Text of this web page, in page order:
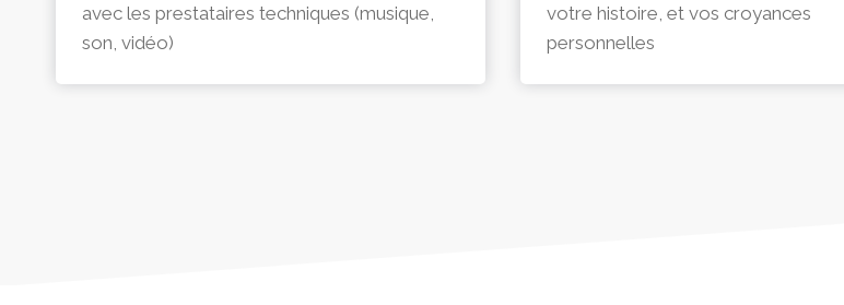
avec les prestataires techniques (musique,
son, vidéo)
votre histoire, et vos croyances
personnelles